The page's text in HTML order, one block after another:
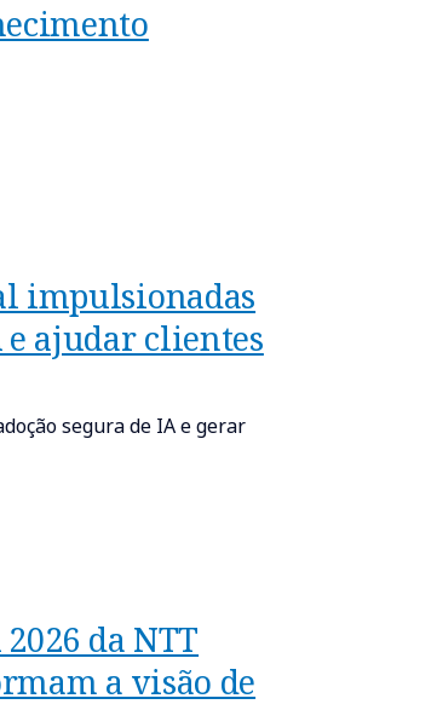
impulsionadas
e ajudar clientes
segura de IA e gerar
da NTT
a visão de